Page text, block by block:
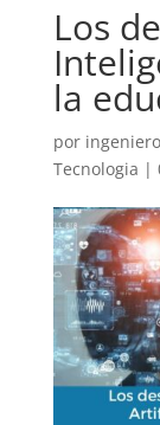
Los
la
por
Tecnologia |